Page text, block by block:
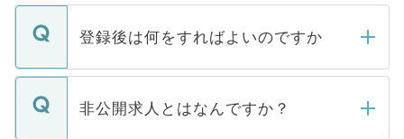
登録後は何をすればよいのですか
ご登録いただきましたら、弊社担当者がご
登録内容を確認し、その後メールもしくは
非公開求人とはなんですか？